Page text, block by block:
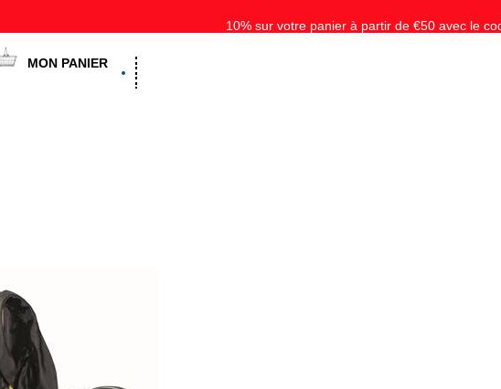
10% sur votre panier à partir de €50 avec le
Livraison gratuite à partir de 50€ pour la Belgique, les
MON PANIER